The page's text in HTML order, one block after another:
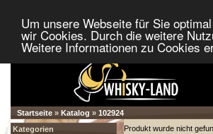
Um unsere Webseite für Sie
wir Cookies. Durch die weitere
Weitere Informationen zu Cookies
Startseite » Katalog » 102924
Produkt wurde nicht
Kategorien